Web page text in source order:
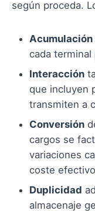
según proceda.
Acumulación
cada terminal
Interacción
que incluyen
transmiten a
Conversión
cargos se
variaciones
coste
Duplicidad
almacenaje